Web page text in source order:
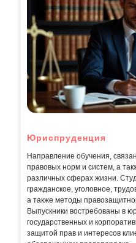
Юриспруденция
Направление обучения,
правовых норм и систем, а
различных сферах жизни.
гражданское, уголовное,
а также методы
Выпускники востребованы в
государственных и
защитой прав и интересов